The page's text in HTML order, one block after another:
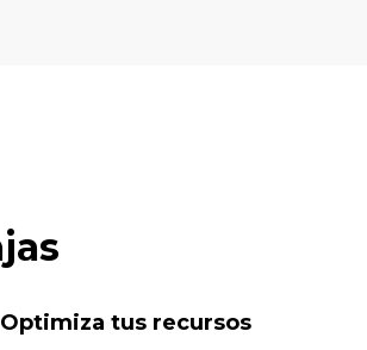
Optimiza tus recursos